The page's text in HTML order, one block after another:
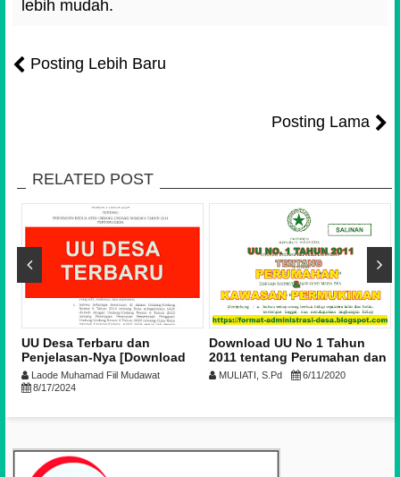
lebih mudah.
Posting Lebih Baru
Posting Lama
RELATED POST
UU Desa Terbaru dan
Penjelasan-Nya [Download
Format Word dan PDF]
Laode Muhamad Fiil Mudawat
8/17/2024
Download UU No 1 Tahun
2011 tentang Perumahan dan
Kawasan Permukiman
MULIATI, S.Pd 6/11/2020